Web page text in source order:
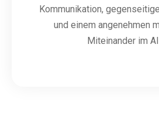
Kommunikation,
und einem angenehmen
Miteinander im